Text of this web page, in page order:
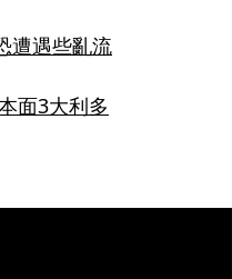
遭遇些亂流
面3大利多﻿